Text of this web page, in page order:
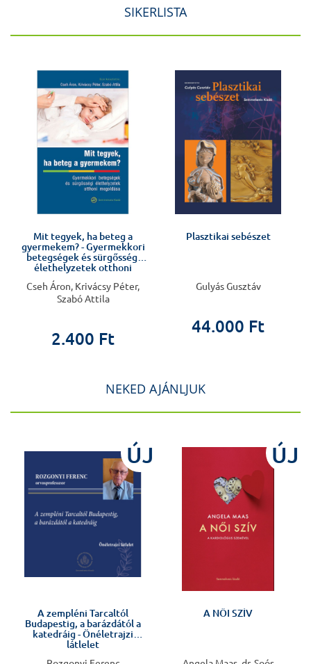
SIKERLISTA
Mit tegyek, ha beteg a
gyermekem? - Gyermekkori
betegségek és sürgősségi
élethelyzetek otthoni
Cseh Áron, Krivácsy Péter,
Szabó Attila
2.400 Ft
Plasztikai sebészet
Gulyás Gusztáv
44.000 Ft
NEKED AJÁNLJUK
ÚJ
A zempléni Tarcaltól
Budapestig, a barázdától a
katedráig - Önéletrajzi
látlelet
ÚJ
A NŐI SZÍV